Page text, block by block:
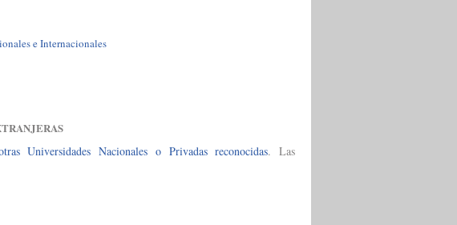
e Internacionales
Universidades Nacionales o Privadas reconocidas. Las